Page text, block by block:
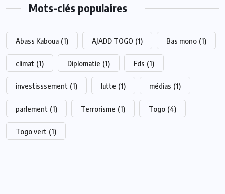
Mots-clés populaires
Abass Kaboua (1) AJADD TOGO (1) Bas mono (1)
climat (1) Diplomatie (1) Fds (1)
investisssement (1) lutte (1) médias (1)
parlement (1) Terrorisme (1) Togo (4)
Togo vert (1)